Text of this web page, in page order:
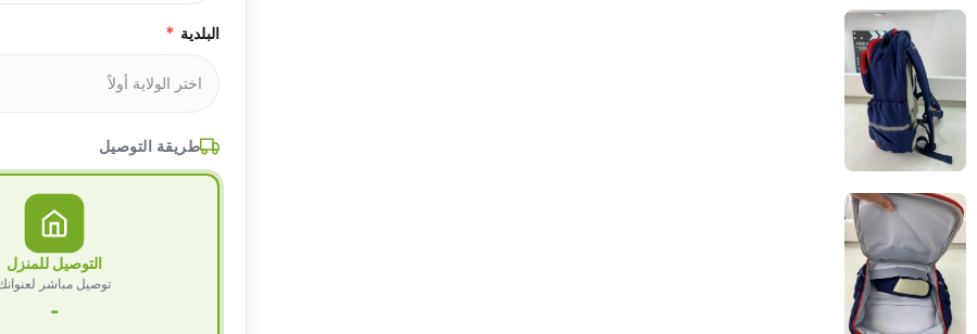
البلدية *
طريقة التوصيل
التوصيل للمنزل
توصيل مباشر
-